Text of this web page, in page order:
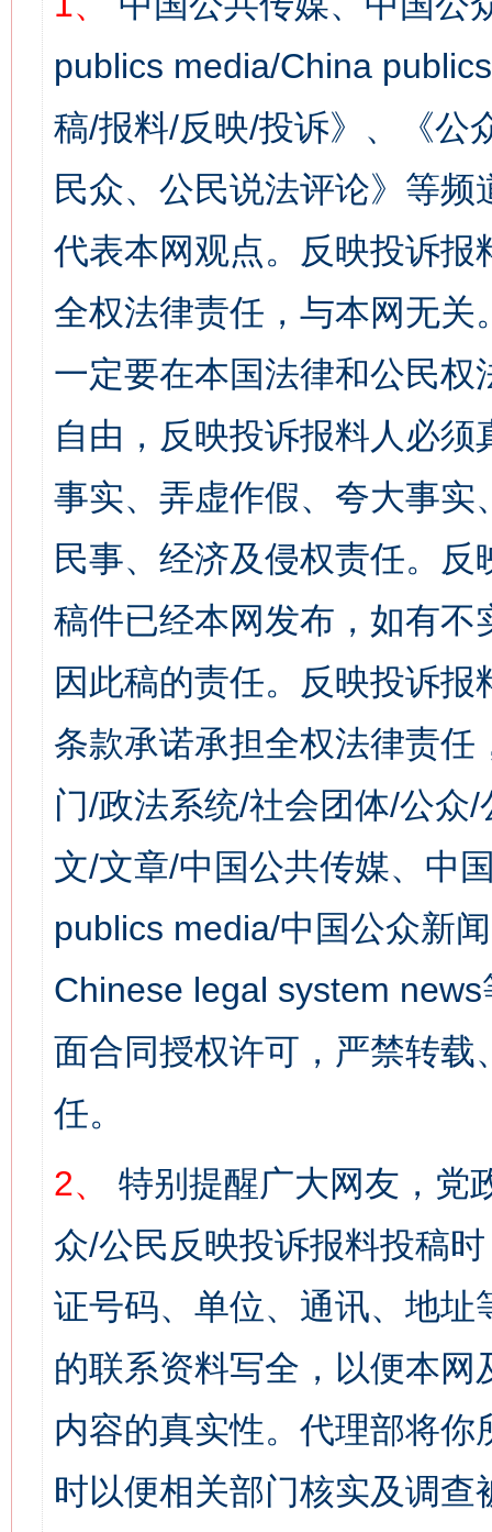
publics media/China
稿/报料/反映/投诉》、《公
民众、公民说法评论》等
代表本网观点。反映投诉
全权法律责任，与本网无
一定要在本国法律和公民
自由，反映投诉报料人必
事实、弄虚作假、夸大事
民事、经济及侵权责任。
稿件已经本网发布，如有
因此稿的责任。反映投诉
条款承诺承担全权法律责
门/政法系统/社会团体/公众
文/文章/中国公共传媒、中
publics media/中国公众新
Chinese legal system
面合同授权许可，严禁转
任。
2、
特别提醒广大网友，党
众/公民反映投诉报料投稿
证号码、单位、通讯、地
的联系资料写全，以便本
内容的真实性。代理部将
时以便相关部门核实及调